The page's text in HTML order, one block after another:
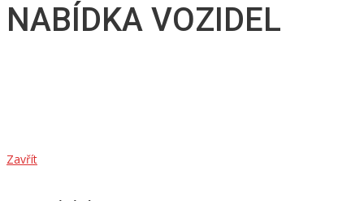
NABÍDKA VOZIDEL
Zavřít